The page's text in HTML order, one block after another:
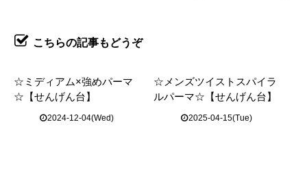
こちらの記事もどうぞ
☆ミディアム×強めパーマ
☆【せんげん台】
2024-12-04(Wed)
☆メンズツイストスパイラ
ルパーマ☆【せんげん台】
2025-04-15(Tue)